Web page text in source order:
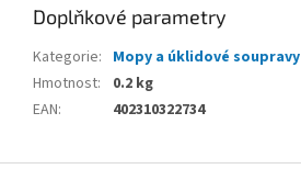
Doplňkové parametry
Kategorie: Mopy a úklidové soupravy
Hmotnost:
0.2 kg
EAN: 402310322734